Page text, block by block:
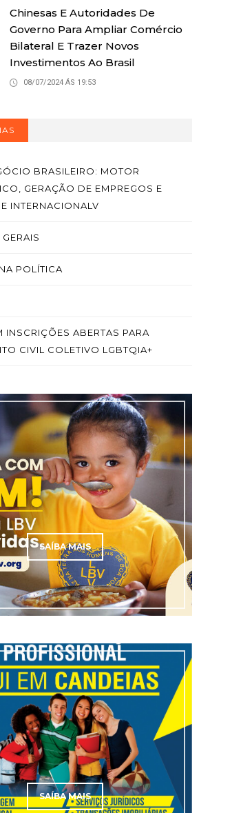
Chinesas E Autoridades De
Governo Para Ampliar Comércio
Bilateral E Trazer Novos
Investimentos Ao Brasil
08/07/2024 ÁS 19:53
BRASILEIRO: MOTOR
GERAÇÃO DE EMPREGOS E
INTERNACIONALV
POLÍTICA
INSCRIÇÕES ABERTAS PARA
CIVIL COLETIVO LGBTQIA+
SAÍBA MAIS
SAÍBA MAIS